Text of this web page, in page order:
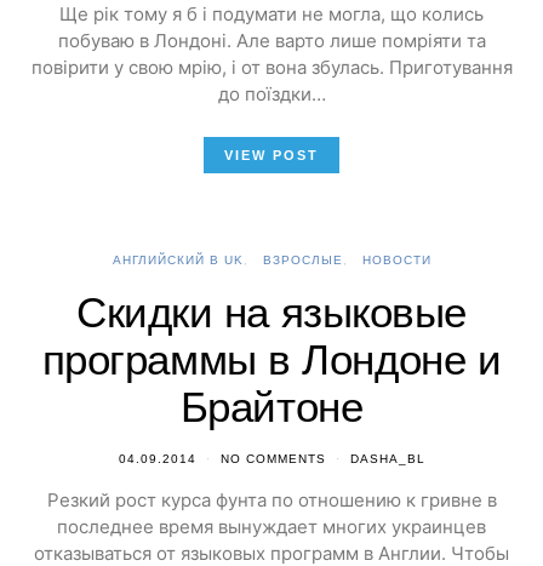
Ще рік тому я б і подумати не могла, що колись
побуваю в Лондоні. Але варто лише помріяти та
повірити у свою мрію, і от вона збулась. Приготування
до поїздки…
VIEW POST
АНГЛИЙСКИЙ В UK ВЗРОСЛЫЕ НОВОСТИ
Скидки на языковые
программы в Лондоне и
Брайтоне
04.09.2014 NO COMMENTS DASHA_BL
Резкий рост курса фунта по отношению к гривне в
последнее время вынуждает многих украинцев
отказываться от языковых программ в Англии. Чтобы